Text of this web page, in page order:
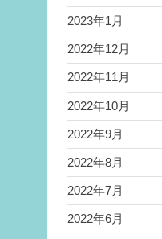
2023年1月
2022年12月
2022年11月
2022年10月
2022年9月
2022年8月
2022年7月
2022年6月